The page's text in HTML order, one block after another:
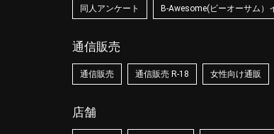
同人アンケート B-Awesome(ビーオーサム）
通信販売
通信販売 通信販売 R-18 女性向け通販
店舗